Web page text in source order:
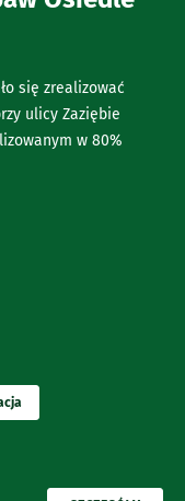
się zrealizować
ulicy Zaziębie
w 80%